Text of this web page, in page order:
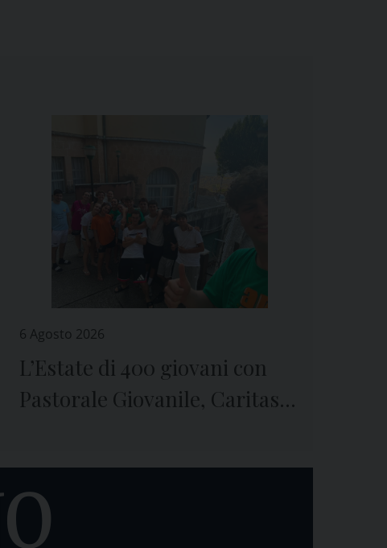
6 Agosto 2026
L’Estate di 400 giovani con
Pastorale Giovanile, Caritas e